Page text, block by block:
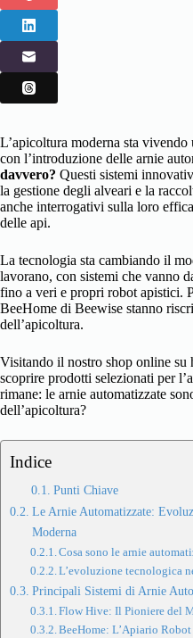
L’apicoltura moderna sta
con l’introduzione delle arnie
davvero? Questi sistemi
la gestione degli alveari e la
anche interrogativi sulla loro
delle api.
La tecnologia sta cambiando il
lavorano, con sistemi che vanno
fino a veri e propri robot apistici.
BeeHome di Beewise stanno
dell’apicoltura.
Visitando il nostro shop online su
scoprire prodotti selezionati per
rimane: le arnie automatizzate
dell’apicoltura?
Indice
Punti Chiave
Le Arnie Automatizzate:
Moderna
Cosa sono le arnie
L’evoluzione tecnologica
Principali Sistemi di Arnie
Flow Hive: Il Pioniere del
BeeHome: L’Apiario